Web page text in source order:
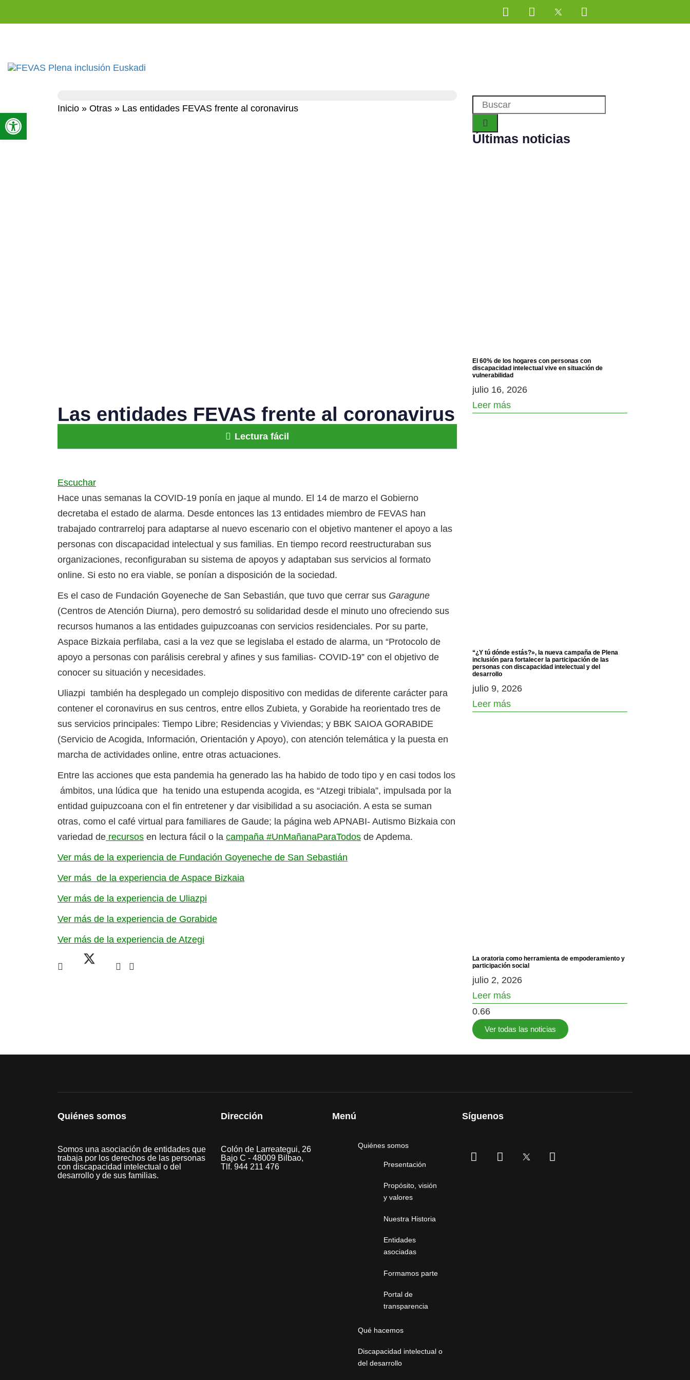
Inicio » Otras » Las entidades FEVAS frente al coronavirus
Las entidades FEVAS frente al coronavirus
Lectura fácil
Escuchar
Hace unas semanas la COVID-19 ponía en jaque al mundo. El 14 de marzo el Gobierno
decretaba el estado de alarma. Desde entonces las 13 entidades miembro de FEVAS han
trabajado contrarreloj para adaptarse al nuevo escenario con el objetivo mantener el apoyo a las
personas con discapacidad intelectual y sus familias. En tiempo record reestructuraban sus
organizaciones, reconfiguraban su sistema de apoyos y adaptaban sus servicios al formato
online. Si esto no era viable, se ponían a disposición de la sociedad.
Es el caso de Fundación Goyeneche de San Sebastián, que tuvo que cerrar sus Garagune
(Centros de Atención Diurna), pero demostró su solidaridad desde el minuto uno ofreciendo sus
recursos humanos a las entidades guipuzcoanas con servicios residenciales. Por su parte,
Aspace Bizkaia perfilaba, casi a la vez que se legislaba el estado de alarma, un “Protocolo de
apoyo a personas con parálisis cerebral y afines y sus familias- COVID-19” con el objetivo de
conocer su situación y necesidades.
Uliazpi también ha desplegado un complejo dispositivo con medidas de diferente carácter para
contener el coronavirus en sus centros, entre ellos Zubieta, y Gorabide ha reorientado tres de
sus servicios principales: Tiempo Libre; Residencias y Viviendas; y BBK SAIOA GORABIDE
(Servicio de Acogida, Información, Orientación y Apoyo), con atención telemática y la puesta en
marcha de actividades online, entre otras actuaciones.
Entre las acciones que esta pandemia ha generado las ha habido de todo tipo y en casi todos los
ámbitos, una lúdica que ha tenido una estupenda acogida, es “Atzegi tribiala”, impulsada por la
entidad guipuzcoana con el fin entretener y dar visibilidad a su asociación. A esta se suman
otras, como el café virtual para familiares de Gaude; la página web APNABI- Autismo Bizkaia con
variedad de recursos en lectura fácil o la campaña #UnMañanaParaTodos de Apdema.
Ver más de la experiencia de Fundación Goyeneche de San Sebastián
Ver más de la experiencia de Aspace Bizkaia
Ver más de la experiencia de Uliazpi
Ver más de la experiencia de Gorabide
Ver más de la experiencia de Atzegi
Últimas noticias
El 60% de los hogares con personas con
discapacidad intelectual vive en situación de
vulnerabilidad
julio 16, 2026
Leer más
“¿Y tú dónde estás?», la nueva campaña de Plena
inclusión para fortalecer la participación de las
personas con discapacidad intelectual y del
desarrollo
julio 9, 2026
Leer más
La oratoria como herramienta de empoderamiento y
participación social
julio 2, 2026
Leer más
Ver todas las noticias
Quiénes somos
Somos una asociación de entidades que
trabaja por los derechos de las personas
con discapacidad intelectual o del
desarrollo y de sus familias.
Dirección
Colón de Larreategui, 26
Bajo C - 48009 Bilbao,
Tlf. 944 211 476
Menú
Quiénes somos
Presentación
Propósito, visión
y valores
Nuestra Historia
Entidades
asociadas
Formamos parte
Portal de
transparencia
Qué hacemos
Discapacidad intelectual o
del desarrollo
Síguenos
Abrir barra de herramientas